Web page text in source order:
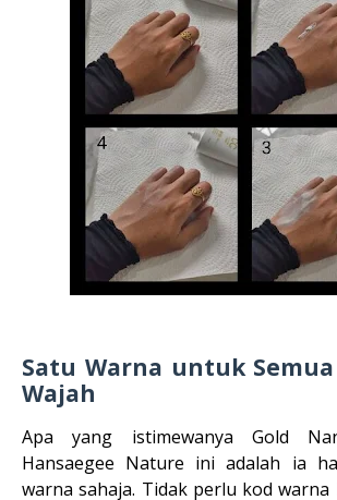
Satu Warna untuk
Wajah
Apa yang istimewanya Gold
Hansaegee Nature ini adalah ia
warna sahaja. Tidak perlu kod warna